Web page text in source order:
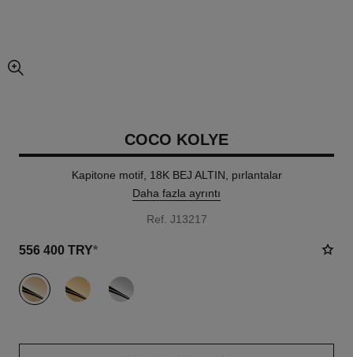
resmin büyütülmüş görünümü
COCO KOLYE
Kapitone motif, 18K BEJ ALTIN, pırlantalar
Daha fazla ayrıntı
Ref. J13217
556 400 TRY*
varyant (3)